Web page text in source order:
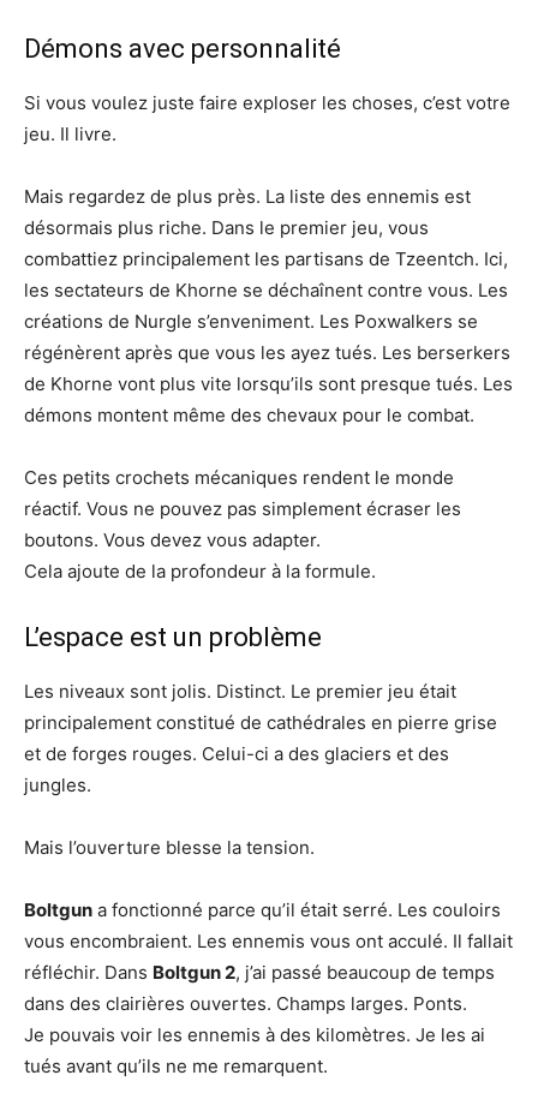
Démons avec personnalité
Si vous voulez juste faire exploser les choses, c’est votre
jeu. Il livre.
Mais regardez de plus près. La liste des ennemis est
désormais plus riche. Dans le premier jeu, vous
combattiez principalement les partisans de Tzeentch. Ici,
les sectateurs de Khorne se déchaînent contre vous. Les
créations de Nurgle s’enveniment. Les Poxwalkers se
régénèrent après que vous les ayez tués. Les berserkers
de Khorne vont plus vite lorsqu’ils sont presque tués. Les
démons montent même des chevaux pour le combat.
Ces petits crochets mécaniques rendent le monde
réactif. Vous ne pouvez pas simplement écraser les
boutons. Vous devez vous adapter.
Cela ajoute de la profondeur à la formule.
L’espace est un problème
Les niveaux sont jolis. Distinct. Le premier jeu était
principalement constitué de cathédrales en pierre grise
et de forges rouges. Celui-ci a des glaciers et des
jungles.
Mais l’ouverture blesse la tension.
Boltgun a fonctionné parce qu’il était serré. Les couloirs
vous encombraient. Les ennemis vous ont acculé. Il fallait
réfléchir. Dans Boltgun 2, j’ai passé beaucoup de temps
dans des clairières ouvertes. Champs larges. Ponts.
Je pouvais voir les ennemis à des kilomètres. Je les ai
tués avant qu’ils ne me remarquent.